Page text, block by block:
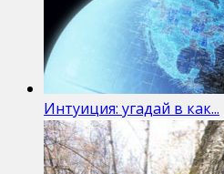
Интуиция: угадай в как...